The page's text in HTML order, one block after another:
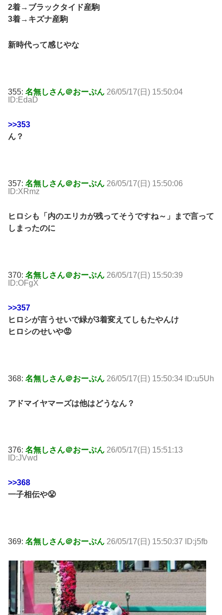
2着→ブラックタイド産駒
3着→キズナ産駒
新時代って感じやな
355: 名無しさん＠おーぷん 26/05/17(日) 15:50:04
ID:EdaD
>>353
ん？
357: 名無しさん＠おーぷん 26/05/17(日) 15:50:06
ID:XRmz
ヒロシも「内のエリカが残ってそうですね～」まで言って
しまったのに
370: 名無しさん＠おーぷん 26/05/17(日) 15:50:39
ID:OFgX
>>357
ヒロシが言うせいで緑が3着変えてしもたやんけ
ヒロシのせいや😡
368: 名無しさん＠おーぷん 26/05/17(日) 15:50:34 ID:u5Uh
アドマイヤマーズは他はどうなん？
376: 名無しさん＠おーぷん 26/05/17(日) 15:51:13
ID:JVwd
>>368
一子相伝や😤
369: 名無しさん＠おーぷん 26/05/17(日) 15:50:37 ID:j5fb